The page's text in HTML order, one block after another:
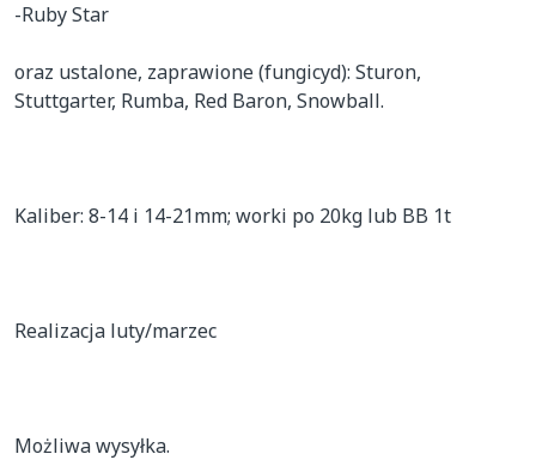
-Ruby Star
oraz ustalone, zaprawione (fungicyd): Sturon,
Stuttgarter, Rumba, Red Baron, Snowball.
Kaliber: 8-14 i 14-21mm; worki po 20kg lub BB 1t
Realizacja luty/marzec
Możliwa wysyłka.